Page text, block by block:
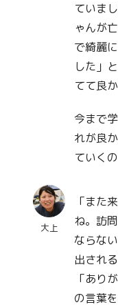
ていま
ゃんが
で綺麗
した」
てて良
今まで
れが良
ていく
大上
「また
ね。訪
ならな
出される
「あり
の言葉